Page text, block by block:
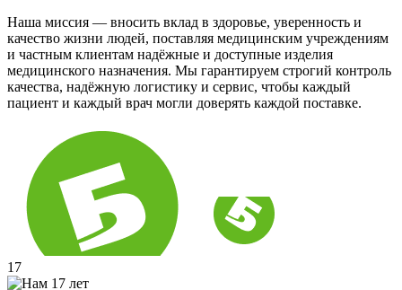
Наша миссия — вносить вклад в здоровье, уверенность и
качество жизни людей, поставляя медицинским учреждениям
и частным клиентам надёжные и доступные изделия
медицинского назначения. Мы гарантируем строгий контроль
качества, надёжную логистику и сервис, чтобы каждый
пациент и каждый врач могли доверять каждой поставке.
17